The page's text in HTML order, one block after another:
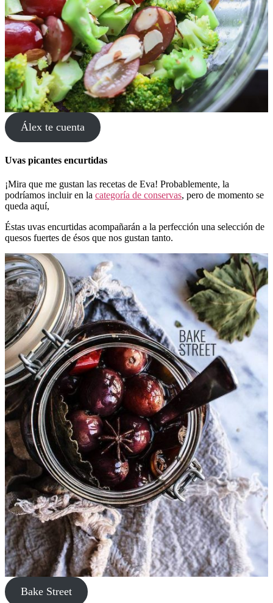
Álex te cuenta
Uvas picantes encurtidas
¡Mira que me gustan las recetas de Eva! Probablemente, la
podríamos incluir en la categoría de conservas, pero de momento se
queda aquí,
Éstas uvas encurtidas acompañarán a la perfección una selección de
quesos fuertes de ésos que nos gustan tanto.
Bake Street